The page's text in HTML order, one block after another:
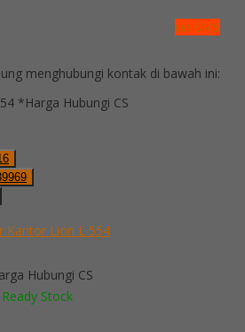
via SMS
menghubungi kontak di bawah ini:
*Harga Hubungi CS
Kantor Lion L 554
Hubungi CS
Ready Stock